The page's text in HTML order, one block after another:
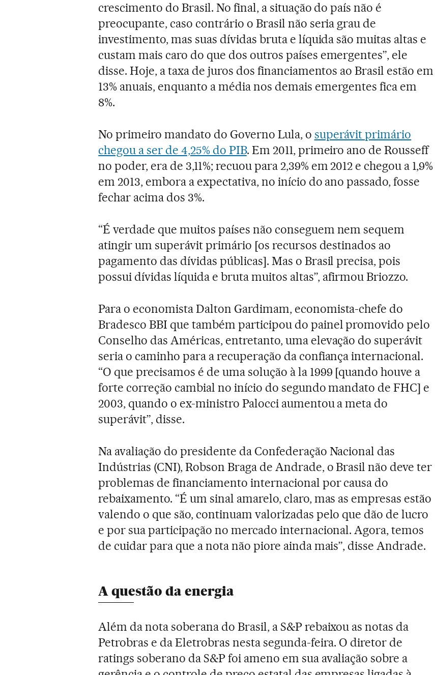
crescimento do Brasil. No final, a situação do país não é
preocupante, caso contrário o Brasil não seria grau de
investimento, mas suas dívidas bruta e líquida são muitas altas e
custam mais caro do que dos outros países emergentes”, ele
disse. Hoje, a taxa de juros dos financiamentos ao Brasil estão em
13% anuais, enquanto a média nos demais emergentes fica em
8%.
No primeiro mandato do Governo Lula, o superávit primário
chegou a ser de 4,25% do PIB. Em 2011, primeiro ano de Rousseff
no poder, era de 3,11%; recuou para 2,39% em 2012 e chegou a 1,9%
em 2013, embora a expectativa, no início do ano passado, fosse
fechar acima dos 3%.
“É verdade que muitos países não conseguem nem sequem
atingir um superávit primário [os recursos destinados ao
pagamento das dívidas públicas]. Mas o Brasil precisa, pois
possui dívidas líquida e bruta muitos altas”, afirmou Briozzo.
Para o economista Dalton Gardimam, economista-chefe do
Bradesco BBI que também participou do painel promovido pelo
Conselho das Américas, entretanto, uma elevação do superávit
seria o caminho para a recuperação da confiança internacional.
“O que precisamos é de uma solução à la 1999 [quando houve a
forte correção cambial no início do segundo mandato de FHC] e
2003, quando o ex-ministro Palocci aumentou a meta do
superávit”, disse.
Na avaliação do presidente da Confederação Nacional das
Indústrias (CNI), Robson Braga de Andrade, o Brasil não deve ter
problemas de financiamento internacional por causa do
rebaixamento. “É um sinal amarelo, claro, mas as empresas estão
valendo o que são, continuam valorizadas pelo que dão de lucro
e por sua participação no mercado internacional. Agora, temos
de cuidar para que a nota não piore ainda mais”, disse Andrade.
A questão da energia
Além da nota soberana do Brasil, a S&P rebaixou as notas da
Petrobras e da Eletrobras nesta segunda-feira. O diretor de
ratings soberano da S&P foi ameno em sua avaliação sobre a